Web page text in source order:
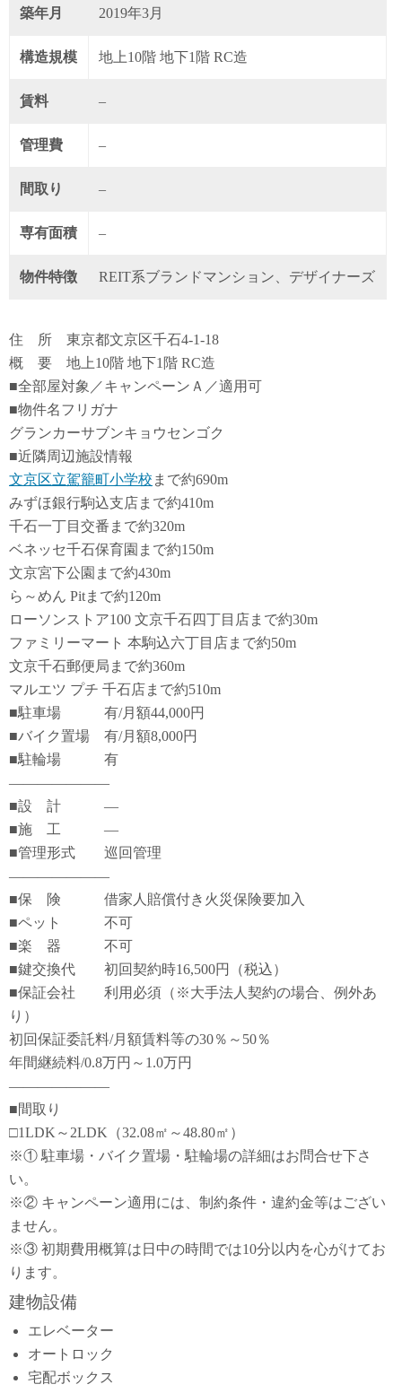
築年月 2019年3月
構造規模 地上10階 地下1階 RC造
賃料 –
管理費 –
間取り –
専有面積 –
物件特徴 REIT系ブランドマンション、デザイナーズ
住 所 東京都文京区千石4-1-18
概 要 地上10階 地下1階 RC造
■全部屋対象／キャンペーンＡ／適用可
■物件名フリガナ
グランカーサブンキョウセンゴク
■近隣周辺施設情報
文京区立駕籠町小学校 まで約690m
みずほ銀行駒込支店まで約410m
千石一丁目交番まで約320m
ベネッセ千石保育園まで約150m
文京宮下公園まで約430m
ら～めん Pitまで約120m
ローソンストア100 文京千石四丁目店まで約30m
ファミリーマート 本駒込六丁目店まで約50m
文京千石郵便局まで約360m
マルエツ プチ 千石店まで約510m
■駐車場 有/月額44,000円
■バイク置場 有/月額8,000円
■駐輪場 有
―――――――
■設 計 ―
■施 工 ―
■管理形式 巡回管理
―――――――
■保 険 借家人賠償付き火災保険要加入
■ペット 不可
■楽 器 不可
■鍵交換代 初回契約時16,500円（税込）
■保証会社 利用必須（※大手法人契約の場合、例外あ
り）
初回保証委託料/月額賃料等の30％～50％
年間継続料/0.8万円～1.0万円
―――――――
■間取り
□1LDK～2LDK（32.08㎡～48.80㎡）
※① 駐車場・バイク置場・駐輪場の詳細はお問合せ下さ
い。
※② キャンペーン適用には、制約条件・違約金等はござい
ません。
※③ 初期費用概算は日中の時間では10分以内を心がけてお
ります。
建物設備
エレベーター
オートロック
宅配ボックス